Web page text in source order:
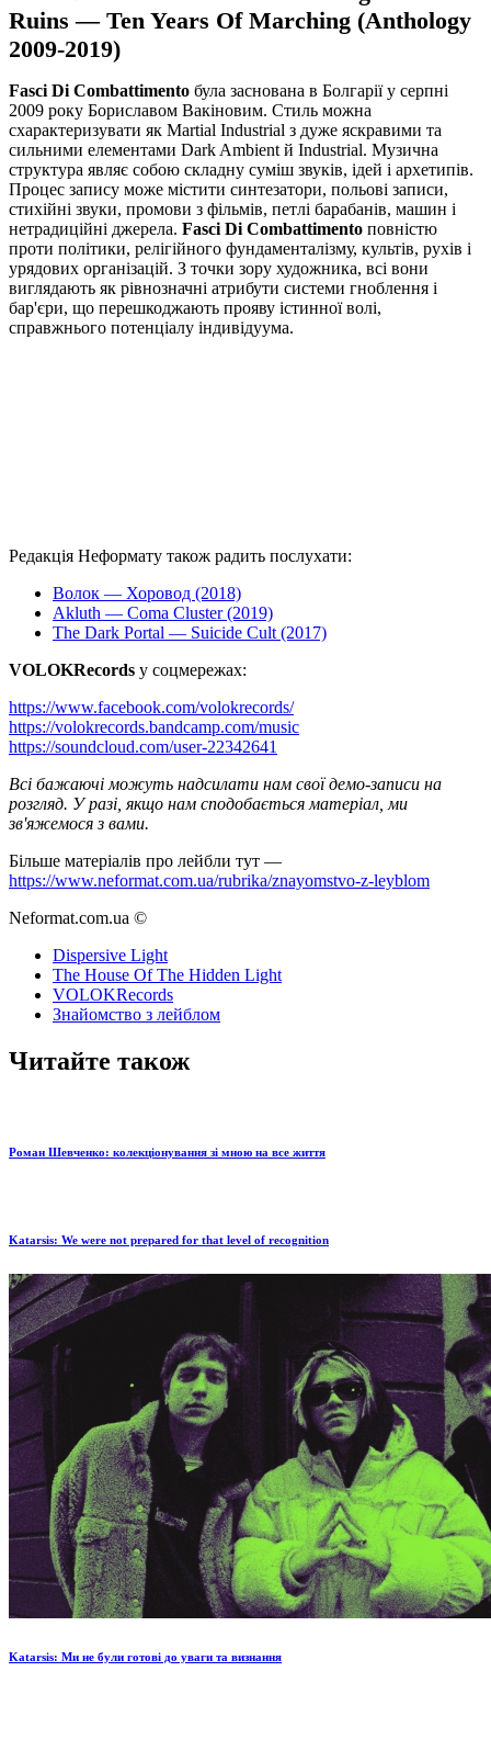
Ruins — Ten Years Of Marching (Anthology
2009​-​2019)
Fasci Di Combattimento була заснована в Болгарії у серпні
2009 року Бориславом Вакіновим. Стиль можна
схарактеризувати як Martial Industrial з дуже яскравими та
сильними елементами Dark Ambient й Industrial. Музична
структура являє собою складну суміш звуків, ідей і архетипів.
Процес запису може містити синтезатори, польові записи,
стихійні звуки, промови з фільмів, петлі барабанів, машин і
нетрадиційні джерела. Fasci Di Combattimento повністю
проти політики, релігійного фундаменталізму, культів, рухів і
урядових організацій. З точки зору художника, всі вони
виглядають як рівнозначні атрибути системи гноблення і
бар'єри, що перешкоджають прояву істинної волі,
справжнього потенціалу індивідуума.
Редакція Неформату також радить послухати:
Волок — Хоровод (2018)
Akluth — Coma Cluster (2019)
The Dark Portal — Suicide Cult (2017)
VOLOKRecords у соцмережах:
https://www.facebook.com/volokrecords/
https://volokrecords.bandcamp.com/music
https://soundcloud.com/user-22342641
Всі бажаючі можуть надсилати нам свої демо-записи на
розгляд. У разі, якщо нам сподобається матеріал, ми
зв'яжемося з вами.
Більше матеріалів про лейбли тут —
https://www.neformat.com.ua/rubrika/znayomstvo-z-leyblom
Neformat.com.ua ©
Dispersive Light
The House Of The Hidden Light
VOLOKRecords
Знайомство з лейблом
Читайте також
Роман Шевченко: колекціонування зі мною на все життя
Katarsis: We were not prepared for that level of recognition
Katarsis: Ми не були готові до уваги та визнання